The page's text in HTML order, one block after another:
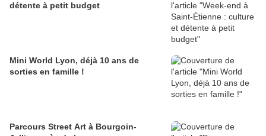
détente à petit budget
Mini World Lyon, déjà 10 ans de
sorties en famille !
Parcours Street Art à Bourgoin-